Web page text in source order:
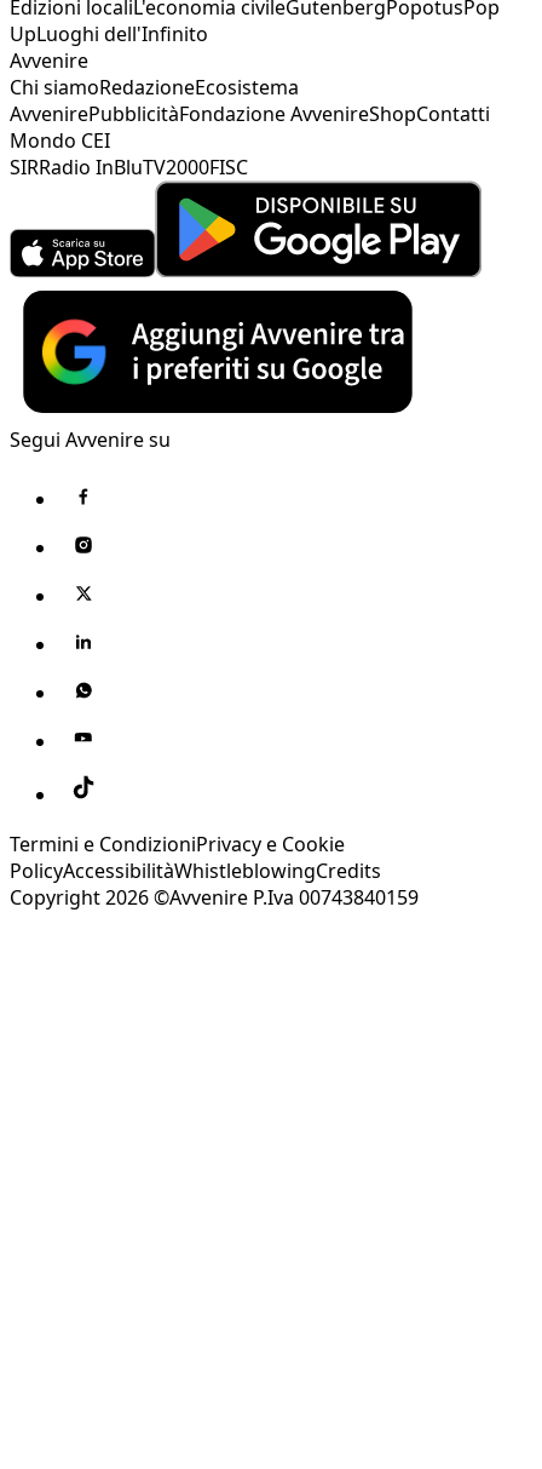
Edizioni localiL'economia civileGutenbergPopotusPop
UpLuoghi dell'Infinito
Avvenire
Chi siamoRedazioneEcosistema
AvvenirePubblicitàFondazione AvvenireShopContatti
Mondo CEI
SIRRadio InBluTV2000FISC
Segui Avvenire su
Termini e CondizioniPrivacy e Cookie
PolicyAccessibilitàWhistleblowingCredits
Copyright 2026 ©Avvenire P.Iva 00743840159